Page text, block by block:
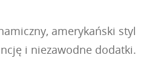
amerykański styl
i niezawodne dodatki.